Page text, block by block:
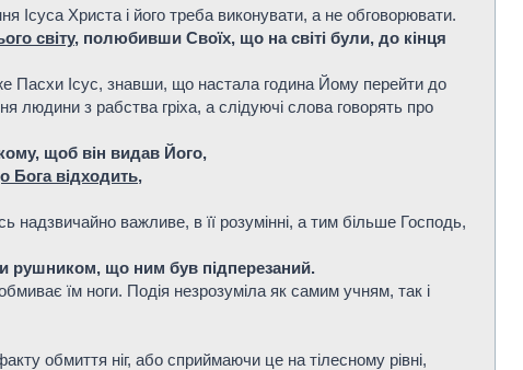
Ісуса Христа і його треба виконувати, а не обговорювати.
світу, полюбивши Своїх, що на світі були, до кінця
Пасхи Ісус, знавши, що настала година Йому перейти до
людини з рабства гріха, а слідуючі слова говорять про
щоб він видав Його,
Бога відходить,
важливе, в її розумінні, а тим більше Господь,
рушником, що ним був підперезаний.
їм ноги. Подія незрозуміла як самим учням, так і
обмиття ніг, або сприймаючи це на тілесному рівні,